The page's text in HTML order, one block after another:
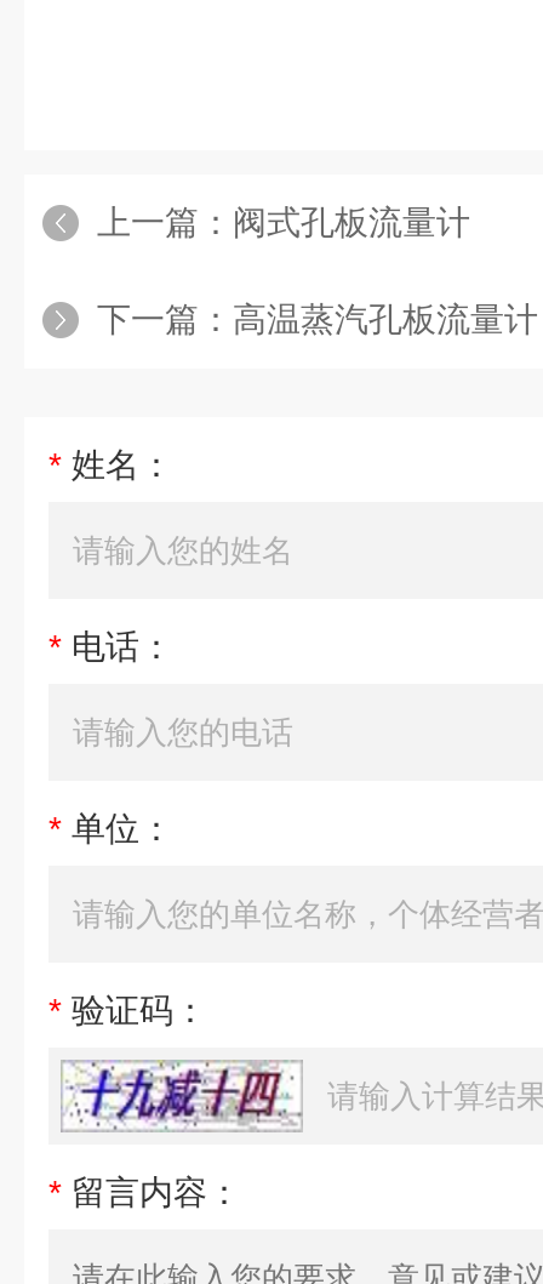
上一篇： 阀式孔板流量计
下一篇： 高温蒸汽孔板流量计
* 姓名：
* 电话：
* 单位：
* 验证码：
* 留言内容：